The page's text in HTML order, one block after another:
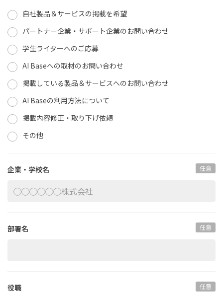
自社製品＆サービスの掲載を希望
パートナー企業・サポート企業のお問い合わせ
学生ライターへのご応募
AI Baseへの取材のお問い合わせ
掲載している製品＆サービスへのお問い合わせ
AI Baseの利用方法について
掲載内容修正・取り下げ依頼
その他
企業・学校名 任意
部署名 任意
役職 任意